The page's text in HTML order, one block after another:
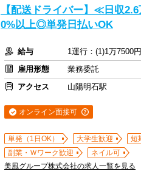
【配送ドライバー】≪日収
0%以上◎単発日払いOK
給与
1運行：(1)1万7500
雇用形態
業務委託
アクセス
山陽明石駅
オンライン面接可
単発（1日OK） 大学生歓迎
短
副業・Ｗワーク歓迎
ネイル可
美風グループ株式会社の求人一覧を見る